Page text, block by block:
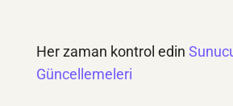
Her zaman kontrol edin
Güncellemeleri